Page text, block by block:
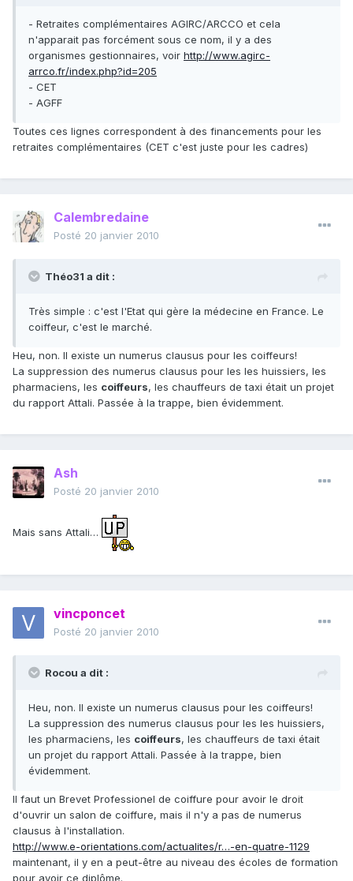
- Retraites complémentaires AGIRC/ARCCO et cela
n'apparait pas forcément sous ce nom, il y a des
organismes gestionnaires, voir http://www.agirc-
arrco.fr/index.php?id=205
- CET
- AGFF
Toutes ces lignes correspondent à des financements pour les
retraites complémentaires (CET c'est juste pour les cadres)
Calembredaine
Posté 20 janvier 2010
Théo31 a dit :
Très simple : c'est l'Etat qui gère la médecine en France. Le
coiffeur, c'est le marché.
Heu, non. Il existe un numerus clausus pour les coiffeurs!
La suppression des numerus clausus pour les les huissiers, les
pharmaciens, les coiffeurs, les chauffeurs de taxi était un projet
du rapport Attali. Passée à la trappe, bien évidemment.
Ash
Posté 20 janvier 2010
Mais sans Attali…
vincponcet
Posté 20 janvier 2010
Rocou a dit :
Heu, non. Il existe un numerus clausus pour les coiffeurs!
La suppression des numerus clausus pour les les huissiers,
les pharmaciens, les coiffeurs, les chauffeurs de taxi était
un projet du rapport Attali. Passée à la trappe, bien
évidemment.
Il faut un Brevet Professionel de coiffure pour avoir le droit
d'ouvrir un salon de coiffure, mais il n'y a pas de numerus
clausus à l'installation.
http://www.e-orientations.com/actualites/r…-en-quatre-1129
maintenant, il y en a peut-être au niveau des écoles de formation
pour avoir ce diplôme.